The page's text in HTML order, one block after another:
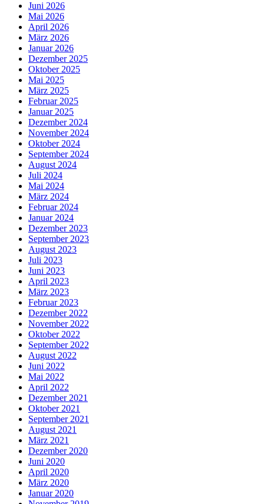
Juni 2026
Mai 2026
April 2026
März 2026
Januar 2026
Dezember 2025
Oktober 2025
Mai 2025
März 2025
Februar 2025
Januar 2025
Dezember 2024
November 2024
Oktober 2024
September 2024
August 2024
Juli 2024
Mai 2024
März 2024
Februar 2024
Januar 2024
Dezember 2023
September 2023
August 2023
Juli 2023
Juni 2023
April 2023
März 2023
Februar 2023
Dezember 2022
November 2022
Oktober 2022
September 2022
August 2022
Juni 2022
Mai 2022
April 2022
Dezember 2021
Oktober 2021
September 2021
August 2021
März 2021
Dezember 2020
Juni 2020
April 2020
März 2020
Januar 2020